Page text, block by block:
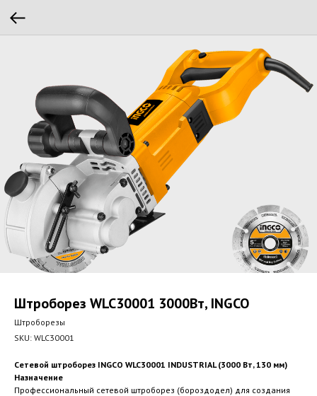
Штроборез WLC30001 3000Вт, INGCO
Штроборезы
SKU: WLC30001
Сетевой штроборез INGCO WLC30001 INDUSTRIAL (3000 Вт, 130 мм)
Назначение
Профессиональный сетевой штроборез (бороздодел) для создания